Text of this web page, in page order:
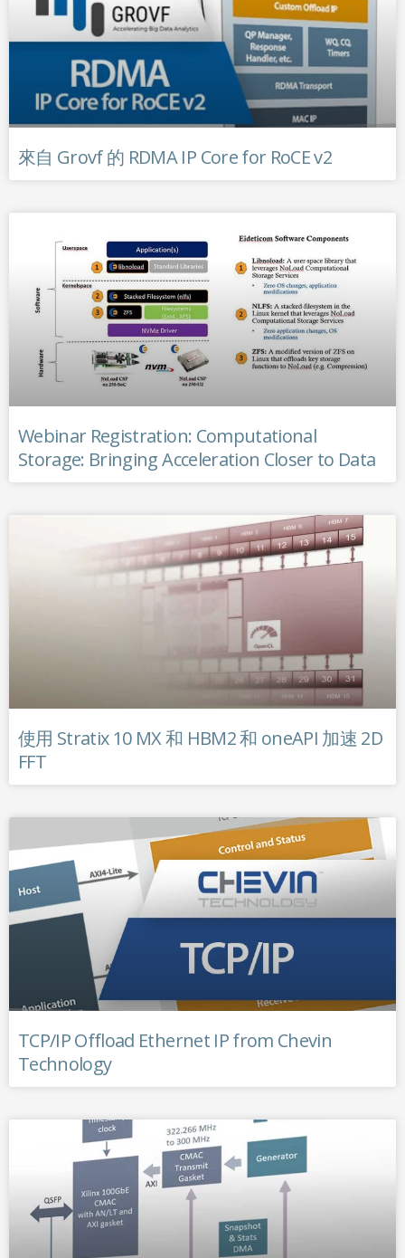
來自 Grovf 的 RDMA IP Core for RoCE v2
Webinar Registration: Computational
Storage: Bringing Acceleration Closer to Data
使用 Stratix 10 MX 和 HBM2 和 oneAPI 加速 2D
FFT
TCP/IP Offload Ethernet IP from Chevin
Technology